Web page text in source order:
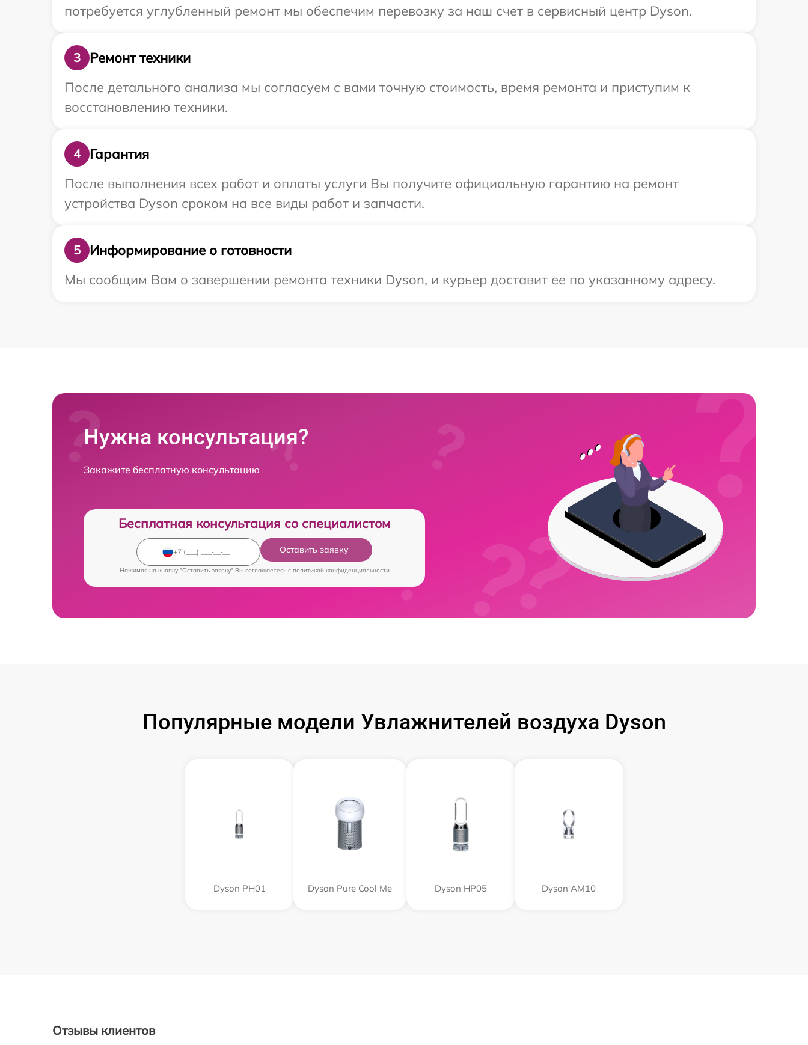
потребуется углубленный ремонт мы обеспечим перевозку за наш счет в сервисный центр Dyson.
3
Ремонт техники
После детального анализа мы согласуем с вами точную стоимость, время ремонта и приступим к
восстановлению техники.
4
Гарантия
После выполнения всех работ и оплаты услуги Вы получите официальную гарантию на ремонт
устройства Dyson сроком на все виды работ и запчасти.
5
Информирование о готовности
Мы сообщим Вам о завершении ремонта техники Dyson, и курьер доставит ее по указанному адресу.
Нужна консультация?
Закажите бесплатную консультацию
Бесплатная консультация со специалистом
Оставить заявку
Нажимая на кнопку "Оставить заявку" Вы соглашаетесь c политикой конфиденциальности
Популярные модели Увлажнителей воздуха Dyson
Dyson PH01 Dyson Pure Cool Me Dyson HP05 Dyson AM10
Отзывы клиентов